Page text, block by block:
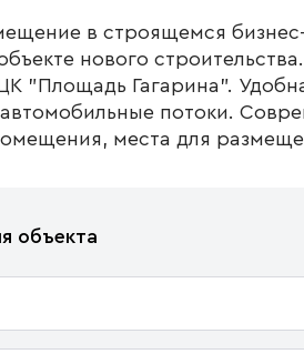
в строящемся
нового
"Площадь Гагарина".
потоки.
места для
объекта